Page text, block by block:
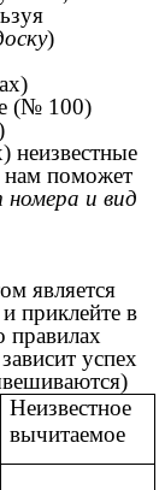
)
(№ 100)
нам поможет
номера и вид
является
приклейте в
правилах
успех
Неизвестное
вычитаемое